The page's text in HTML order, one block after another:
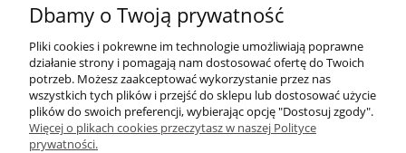
Zapraszamy do współpracy sklepiki i stoiska z pamiątkami, kioski,
kwiaciarnie, pensjonaty, hotele. Nie znalazłeś w naszej ofercie
pamiątek z Twojego regionu. Daj nam znać, przygotujemy nowe
projekty. Więcej na temat zakupów hurtowych znajdziesz na
stroniehurtowania magnesów pamiątkowych. Produkujemy także
magnesy na zamówieniez Twoim projektem lub logo.
Pomoc
Dbamy o Twoją prywatność
Pliki cookies i pokrewne im technologie umożliwiają poprawne
działanie strony i pomagają nam dostosować ofertę do Twoich
potrzeb. Możesz zaakceptować wykorzystanie przez nas
wszystkich tych plików i przejść do sklepu lub dostosować użycie
plików do swoich preferencji, wybierając opcję "Dostosuj zgody".
Więcej o plikach cookies przeczytasz w naszej Polityce
prywatności.